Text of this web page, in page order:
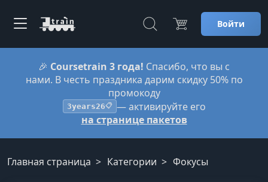
Войти
🎉 Coursetrain 3 года! Спасибо, что вы с
нами. В честь праздника дарим скидку 50% по
промокоду
3years26📋 — активируйте его
на странице пакетов
Главная страница Категории Фокусы